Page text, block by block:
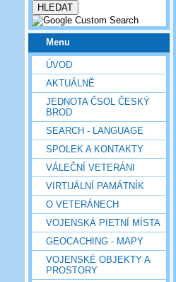
Menu
ÚVOD
AKTUÁLNĚ
JEDNOTA ČSOL ČESKÝ
BROD
SEARCH - LANGUAGE
SPOLEK A KONTAKTY
VÁLEČNÍ VETERÁNI
VIRTUÁLNÍ PAMÁTNÍK
O VETERÁNECH
VOJENSKÁ PIETNÍ MÍSTA
GEOCACHING - MAPY
VOJENSKÉ OBJEKTY A
PROSTORY